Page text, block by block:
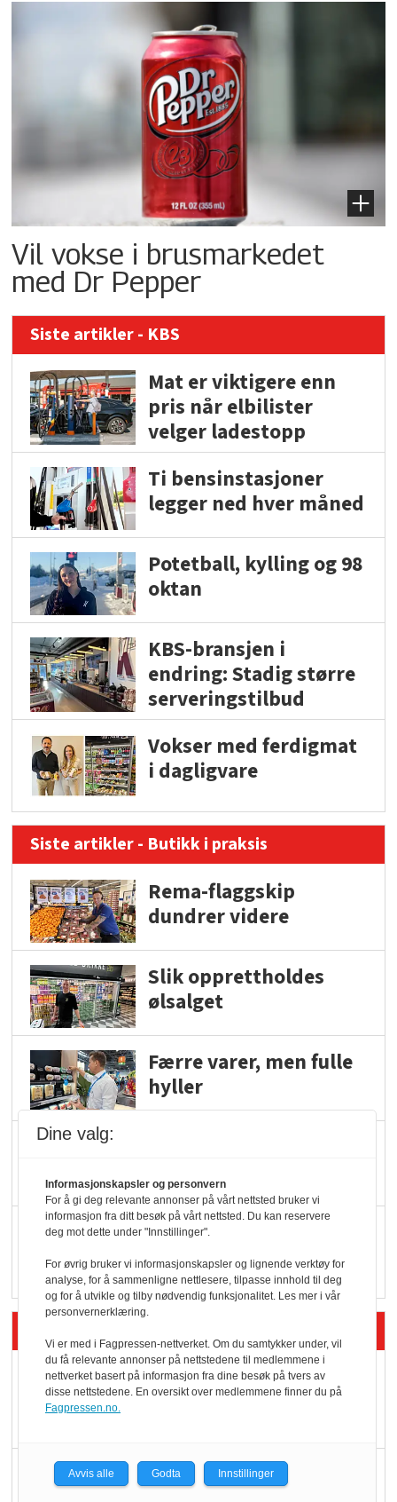
Vil vokse i brusmarkedet
med Dr Pepper
Siste artikler - KBS
Mat er viktigere enn
pris når elbilister
velger ladestopp
Ti bensinstasjoner
legger ned hver måned
Potetball, kylling og 98
oktan
KBS-bransjen i
endring: Stadig større
serveringstilbud
Vokser med ferdigmat
i dagligvare
Siste artikler - Butikk i praksis
Rema-flaggskip
dundrer videre
Slik opprettholdes
ølsalget
Færre varer, men fulle
hyller
Q passerte 1 milliard i
Rema i 2025
Kolonihagens norske
yoghurt: Trues av
Marit Kolby vant
Dine valg:
Informasjonskapsler og personvern
For å gi deg relevante annonser på vårt nettsted bruker vi
informasjon fra ditt besøk på vårt nettsted. Du kan reservere
deg mot dette under "Innstillinger".
For øvrig bruker vi informasjonskapsler og lignende verktøy for
analyse, for å sammenligne nettlesere, tilpasse innhold til deg
og for å utvikle og tilby nødvendig funksjonalitet. Les mer i vår
personvernerklæring.
Vi er med i Fagpressen-nettverket. Om du samtykker under, vil
du få relevante annonser på nettstedene til medlemmene i
nettverket basert på informasjon fra dine besøk på tvers av
disse nettstedene. En oversikt over medlemmene finner du på
Fagpressen.no.
Avvis alle Godta Innstillinger